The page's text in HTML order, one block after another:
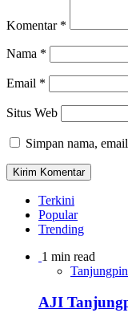
Komentar *
Nama *
Email *
Situs Web
Simpan nama,
Terkini
Popular
Trending
1 min read
AJI